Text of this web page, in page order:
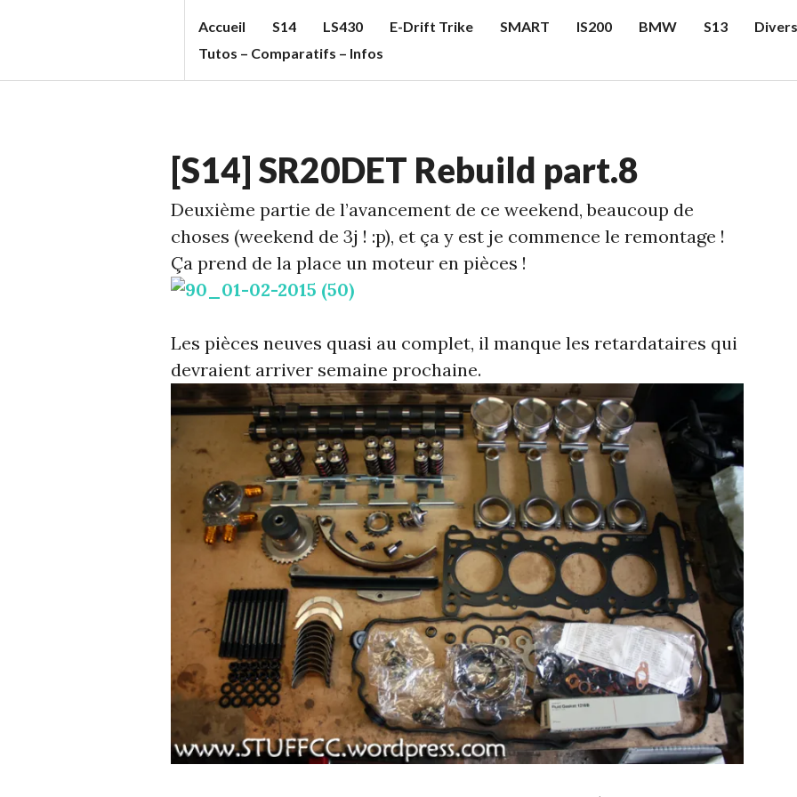
T
F
C
C
'S
B
L
G
Accueil S14 LS430 E-Drift Trike SMART IS200 BMW S13 Divers
Tutos – Comparatifs – Infos
S14
[S14] SR20DET Rebuild part.8
Deuxième partie de l’avancement de ce weekend, beaucoup de
choses (weekend de 3j ! :p), et ça y est je commence le remontage !
Ça prend de la place un moteur en pièces !
Les pièces neuves quasi au complet, il manque les retardataires qui
devraient arriver semaine prochaine.